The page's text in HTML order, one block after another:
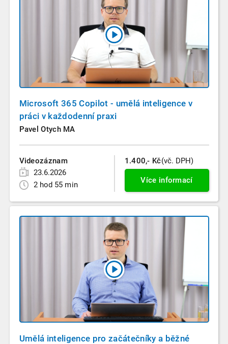
Microsoft 365 Copilot - umělá inteligence v
práci v každodenní praxi
Pavel Otych MA
Videozáznam
23.6.2026
2 hod 55 min
1.400,- Kč(vč. DPH)
Více informací
Umělá inteligence pro začátečníky a běžné